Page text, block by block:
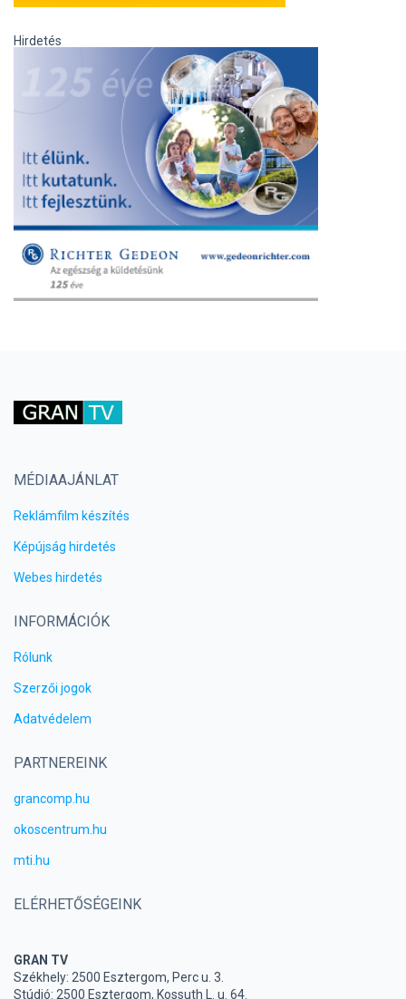
Hirdetés
MÉDIAAJÁNLAT
Reklámfilm készítés
Képújság hirdetés
Webes hirdetés
INFORMÁCIÓK
Rólunk
Szerzői jogok
Adatvédelem
PARTNEREINK
grancomp.hu
okoscentrum.hu
mti.hu
ELÉRHETŐSÉGEINK
GRAN TV
Székhely: 2500 Esztergom, Perc u. 3.
Stúdió: 2500 Esztergom, Kossuth L. u. 64.